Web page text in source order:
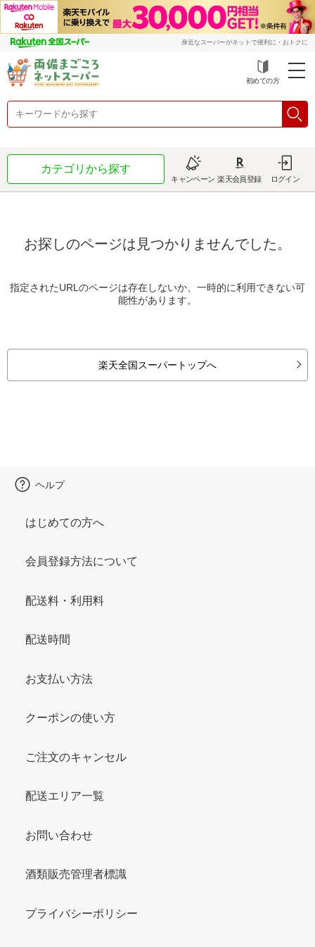
身近なスーパーがネットで便利に・おトクに
初めての方
カテゴリから探す
キャンペーン 楽天会員登録 ログイン
お探しのページは見つかりませんでした。
指定されたURLのページは存在しないか、一時的に利用できない可
能性があります。
楽天全国スーパートップへ
ヘルプ
はじめての方へ
会員登録方法について
配送料・利用料
配送時間
お支払い方法
クーポンの使い方
ご注文のキャンセル
配送エリア一覧
お問い合わせ
酒類販売管理者標識
プライバシーポリシー